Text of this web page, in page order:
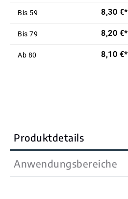
Bis 59 8,30 €*
Bis 79 8,20 €*
Ab 80 8,10 €*
Produktdetails
Anwendungsbereiche